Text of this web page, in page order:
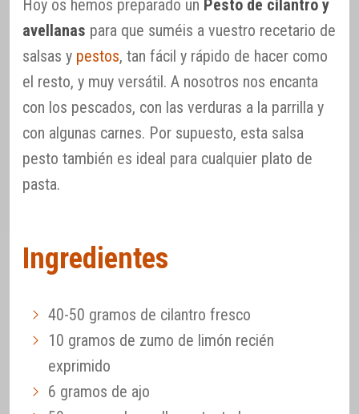
Hoy os hemos preparado un Pesto de cilantro y
avellanas para que suméis a vuestro recetario de
salsas y pestos, tan fácil y rápido de hacer como
el resto, y muy versátil. A nosotros nos encanta
con los pescados, con las verduras a la parrilla y
con algunas carnes. Por supuesto, esta salsa
pesto también es ideal para cualquier plato de
pasta.
Ingredientes
40-50 gramos de cilantro fresco
10 gramos de zumo de limón recién
exprimido
6 gramos de ajo